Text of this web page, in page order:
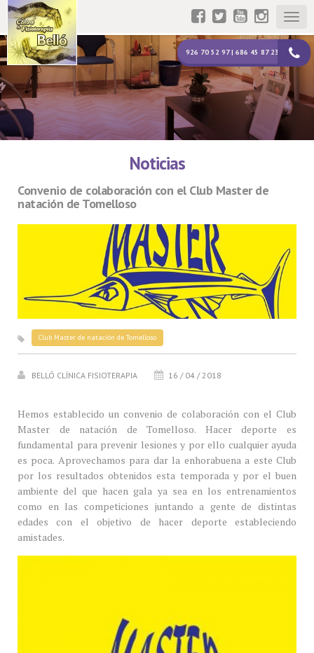
926 70 52 97 | 686 45 87 23
Noticias
Convenio de colaboración con el Club Master de
natación de Tomelloso
Club Master de natación de Tomelloso
BELLÓ CLÍNICA FISIOTERAPIA 16 / 04 / 2018
Hemos establecido un convenio de colaboración con el Club
Master de natación de Tomelloso. Hacer deporte es
fundamental para prevenir lesiones y por ello cualquier ayuda
es poca. Aprovechamos para dar la enhorabuena a este Club
por los resultados obtenidos esta temporada y por el buen
ambiente del que hacen gala ya sea en los entrenamientos
como en las competiciones juntando a gente de distintas
edades con el objetivo de hacer deporte estableciendo
amistades.